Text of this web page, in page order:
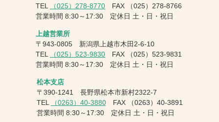
TEL
（025）278-8770 FAX
（025）278-8766
営業時間 8:30～17:30 定休日 土・日・祝日
上越営業所
〒943-0805 新潟県上越市木田2-6-10
TEL
（025）523-9830 FAX
（025）523-9831
営業時間 8:30～17:30 定休日 土・日・祝日
松本支店
〒390-1241 長野県松本市新村2322-7
TEL
（0263）40-3880FAX
（0263）40-3891
営業時間 8:30～17:30 定休日 土・日・祝日